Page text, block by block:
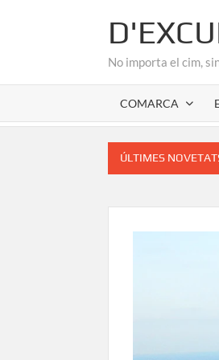
No importa el cim,
COMARCA
ÚLTIMES
de l’Alta Garrotxa